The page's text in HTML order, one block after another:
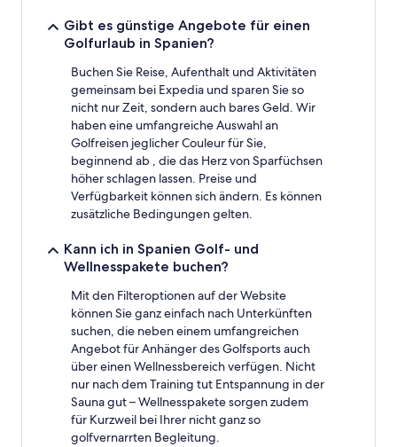
Gibt es günstige Angebote für einen
Golfurlaub in Spanien?
Buchen Sie Reise, Aufenthalt und Aktivitäten
gemeinsam bei Expedia und sparen Sie so
nicht nur Zeit, sondern auch bares Geld. Wir
haben eine umfangreiche Auswahl an
Golfreisen jeglicher Couleur für Sie,
beginnend ab , die das Herz von Sparfüchsen
höher schlagen lassen. Preise und
Verfügbarkeit können sich ändern. Es können
zusätzliche Bedingungen gelten.
Kann ich in Spanien Golf- und
Wellnesspakete buchen?
Mit den Filteroptionen auf der Website
können Sie ganz einfach nach Unterkünften
suchen, die neben einem umfangreichen
Angebot für Anhänger des Golfsports auch
über einen Wellnessbereich verfügen. Nicht
nur nach dem Training tut Entspannung in der
Sauna gut – Wellnesspakete sorgen zudem
für Kurzweil bei Ihrer nicht ganz so
golfvernarrten Begleitung.